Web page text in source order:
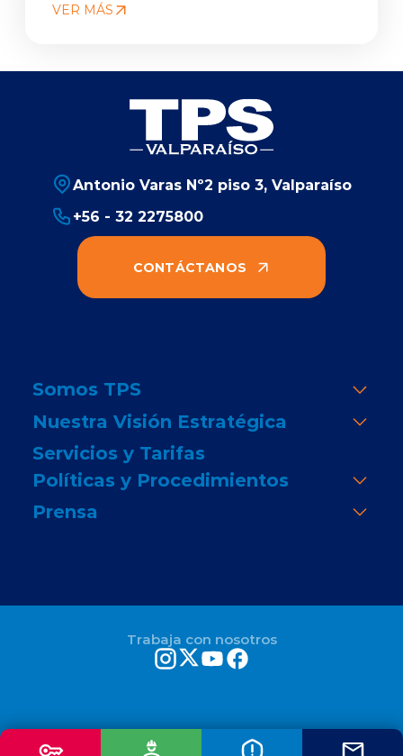
VER MÁS
Antonio Varas Nº2 piso 3, Valparaíso
+56 - 32 2275800
CONTÁCTANOS
Somos TPS
Nuestra Visión Estratégica
Servicios y Tarifas
Políticas y Procedimientos
Prensa
Trabaja con nosotros